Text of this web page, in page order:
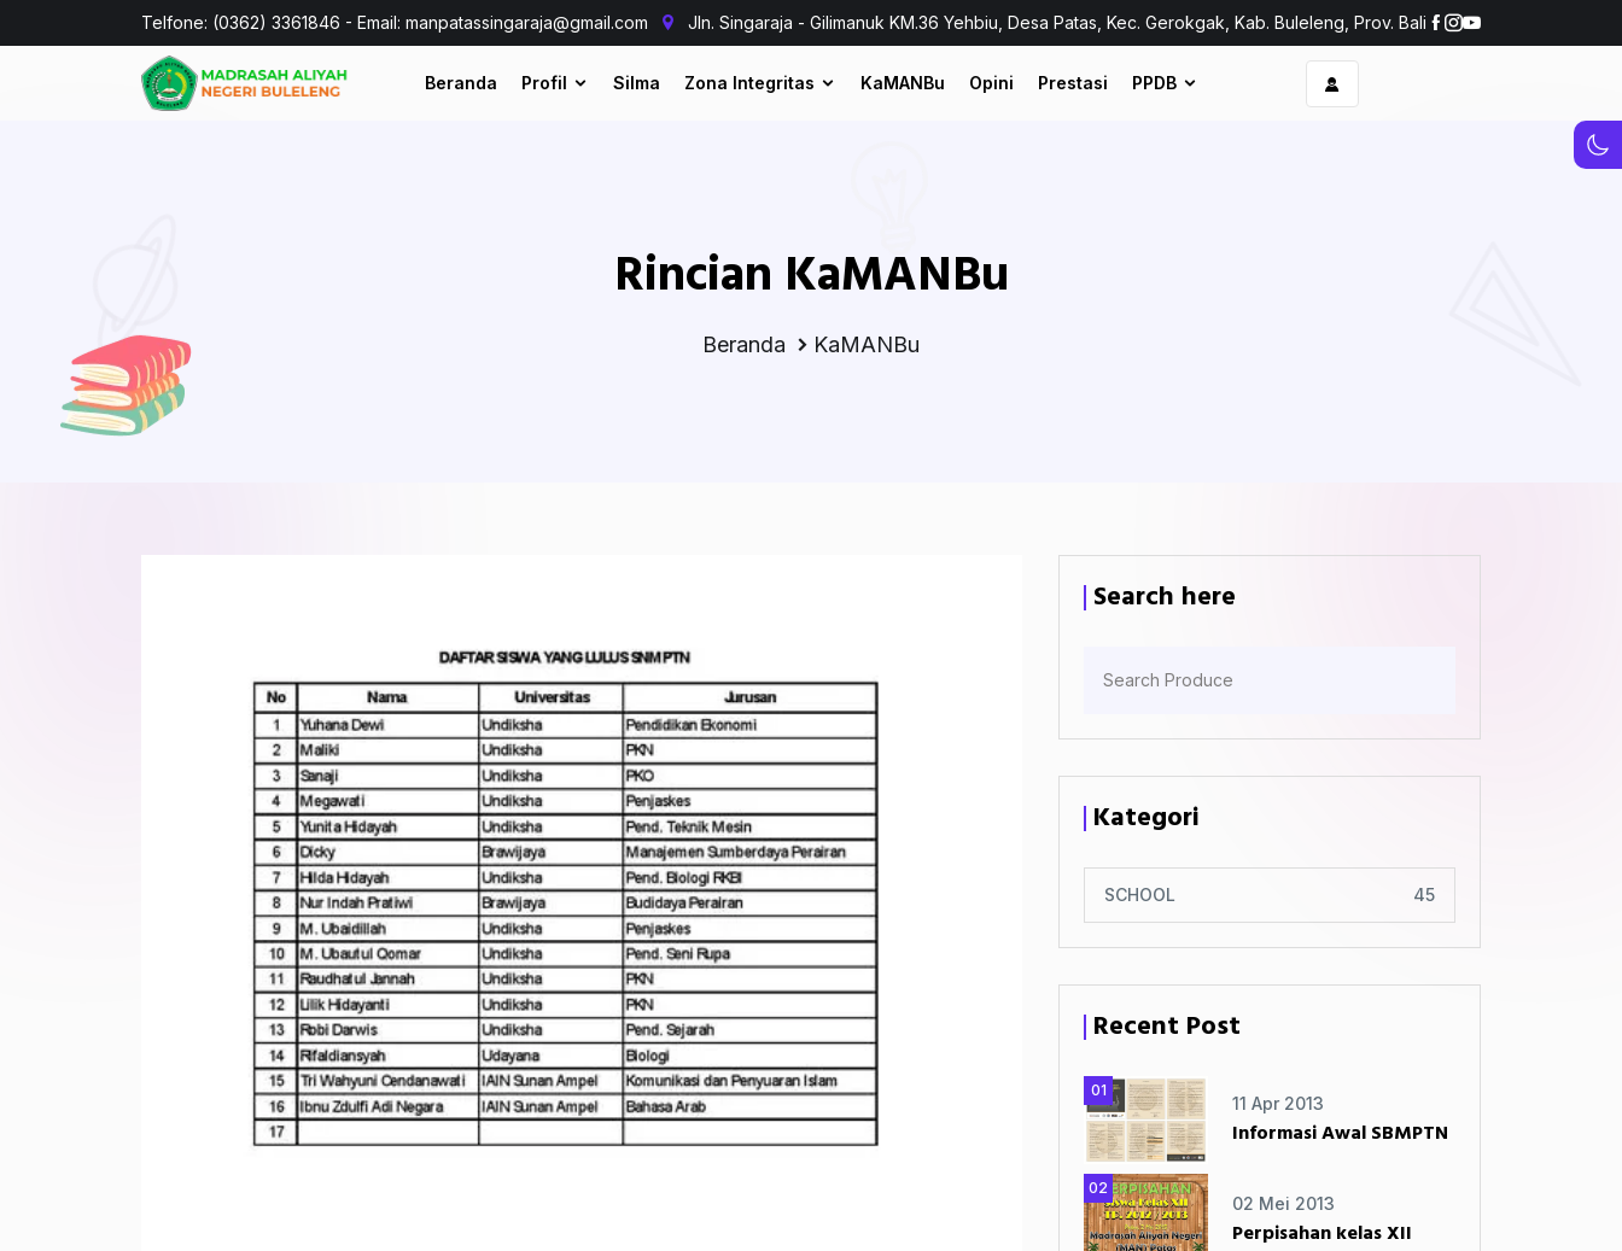
Telfone: (0362) 3361846 - Email: manpatassingaraja@gmail.com Jln. Singaraja - Gilimanuk KM.36 Yehbiu, Desa Patas, Kec. Gerokgak, Kab. Buleleng, Prov. Bali
Beranda Profil Silma Zona Integritas KaMANBu Opini Prestasi PPDB
Rincian KaMANBu
Beranda KaMANBu
Search here
Kategori
SCHOOL 45
Recent Post
01
11 Apr 2013
Informasi Awal SBMPTN
02
02 Mei 2013
Perpisahan kelas XII